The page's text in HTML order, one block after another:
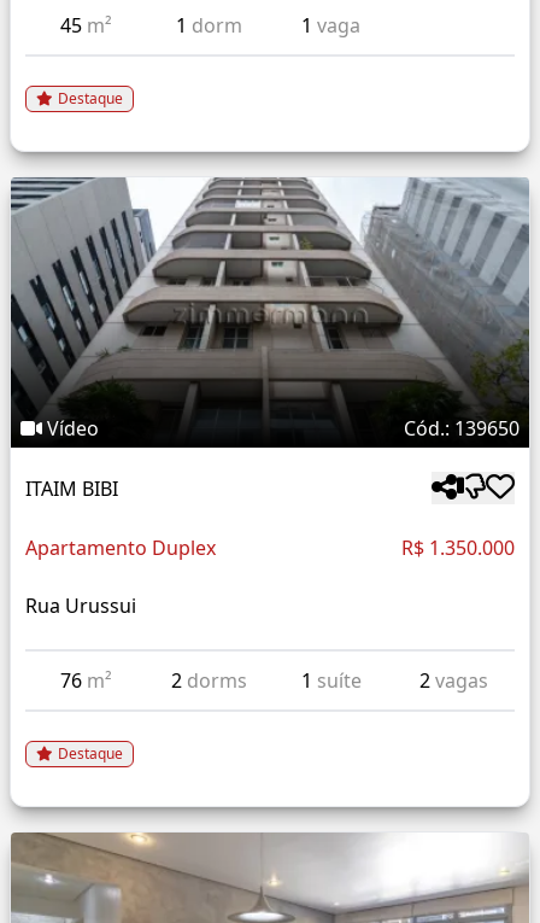
45 m² 1 dorm 1vaga
Destaque
Vídeo Cód.: 139650
ITAIM BIBI
Apartamento Duplex R$ 1.350.000
Rua Urussui
76 m² 2 dorms 1 suíte 2vagas
Destaque